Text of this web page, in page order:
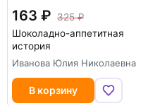
163
325
Шоколадно-аппетитная
история
Иванова Юлия Николаевна
В корзину